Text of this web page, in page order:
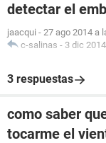
detectar el
jaacqui - 27 ago 2014 a
c-salinas - 3 dic
3 respuestas
como saber
tocarme el